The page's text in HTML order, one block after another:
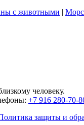
с животными |
человеку.
+7 916 280-70-
защиты и